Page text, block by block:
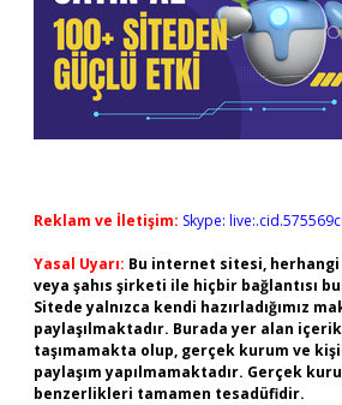
Reklam ve İletişim: Skype:
Yasal Uyarı: Bu internet sitesi,
veya şahıs şirketi ile hiçbir bağlantısı
Sitede yalnızca kendi hazırladığımız
paylaşılmaktadır. Burada yer alan
taşımamakta olup, gerçek kurum ve
paylaşım yapılmamaktadır. Gerçek
benzerlikleri tamamen tesadüfidir.